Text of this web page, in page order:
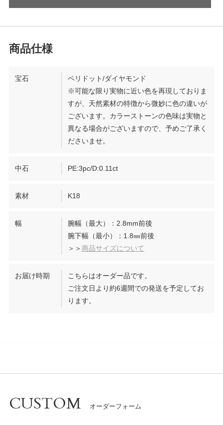
宝石
ペリドット/ダイヤモンド
※可能な限り実物に近い色を再現しておりま
すが、天然素材の特徴から微妙に色の違いが
ございます。カラーストーンの色味は実物と
異なる場合がございますので、予めご了承く
ださいませ。
中石 PE:3pc/D:0.11ct
素材 K18
幅
腕幅（最大）：2.8mm前後
腕下幅（最小）：1.8㎜前後
＞＞商品サイズについて
お届け時期
こちらはオーダー品です。
ご注文日より約6週間での発送を予定してお
ります。
CUSTOM